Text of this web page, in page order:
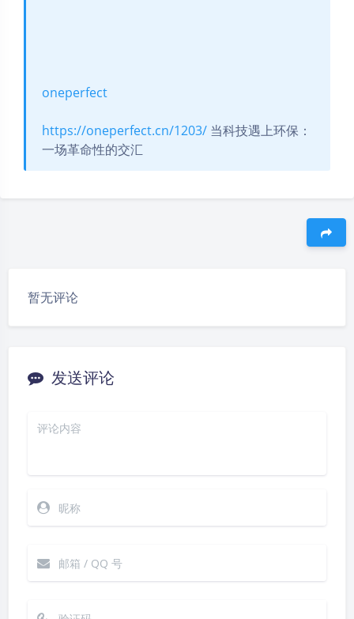
oneperfect
https://oneperfect.cn/1203/ 当科技遇上环保：
一场革命性的交汇
暂无评论
发送评论